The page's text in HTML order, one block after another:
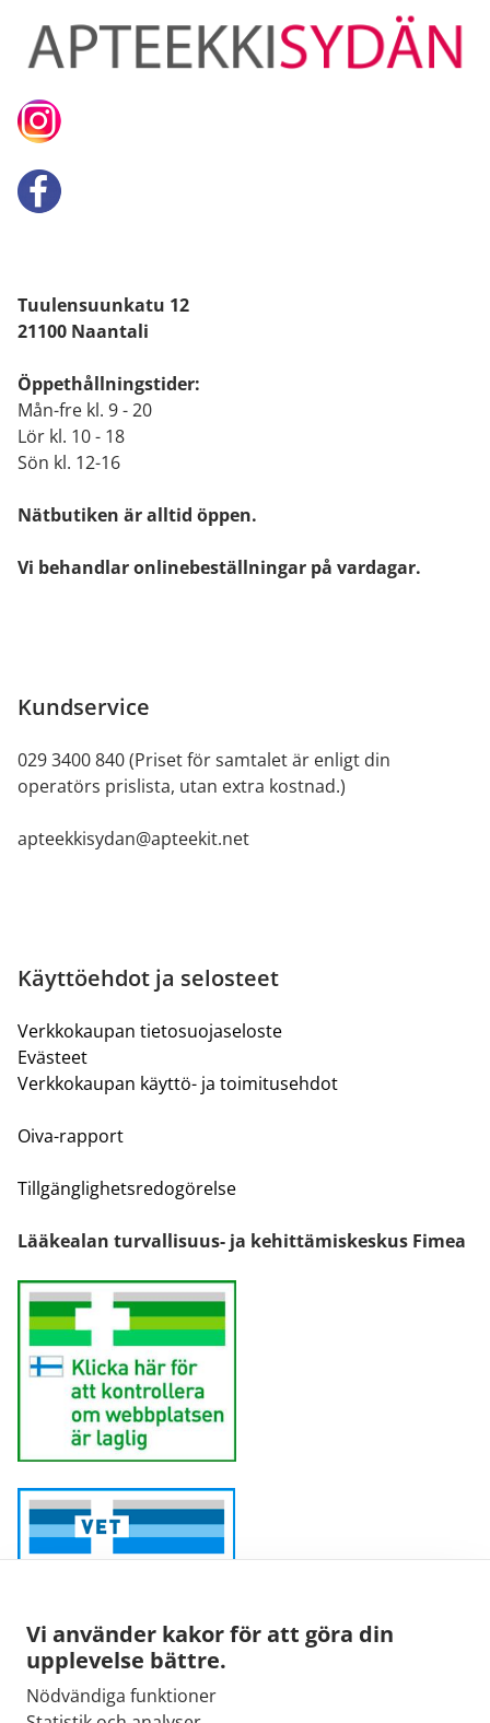
Vi använder kakor för att göra din
upplevelse bättre.
Nödvändiga funktioner
Tuulensuunkatu 12
21100 Naantali
Öppethållningstider:
Mån-fre kl. 9 - 20
Lör kl. 10 - 18
Sön kl. 12-16
Nätbutiken är alltid öppen.
Vi behandlar onlinebeställningar på vardagar.
Kundservice
029 3400 840 (Priset för samtalet är enligt din
operatörs prislista, utan extra kostnad.)
apteekkisydan@apteekit.net
Käyttöehdot ja selosteet
Verkkokaupan tietosuojaseloste
Evästeet
Verkkokaupan käyttö- ja toimitusehdot
Oiva-rapport
Tillgänglighetsredogörelse
Lääkealan turvallisuus- ja kehittämiskeskus Fimea
Sähköpostiosoite: